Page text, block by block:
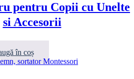
pentru Copii cu Unelte
si Accesorii
în coș